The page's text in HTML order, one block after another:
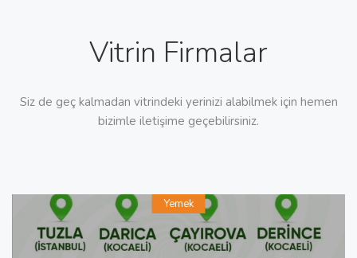
Vitrin Firmalar
Siz de geç kalmadan vitrindeki yerinizi alabilmek için hemen
bizimle iletişime geçebilirsiniz.
Yemek